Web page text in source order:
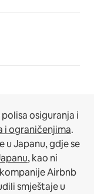
osiguranja i
i ograničenjima.
u Japanu, gdje se
, kao ni
Airbnb
smještaje u